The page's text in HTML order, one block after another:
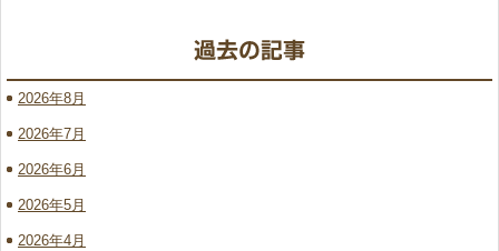
2026年8月
2026年7月
2026年6月
2026年5月
2026年4月